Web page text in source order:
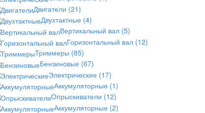
Двигатели (21)
Двухтактные (4)
Вертикальный вал (5)
Горизонтальный вал (12)
Триммеры (85)
Бензиновые (67)
Электрические (17)
Аккумуляторные (1)
Опрыскиватели (12)
Аккумуляторные (2)